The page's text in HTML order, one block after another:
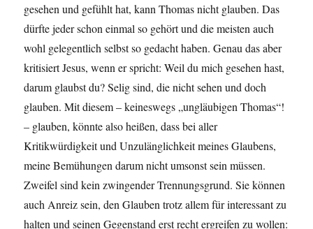
gesehen und gefühlt hat, kann Thomas nicht glauben. Das
dürfte jeder schon einmal so gehört und die meisten auch
wohl gelegentlich selbst so gedacht haben. Genau das aber
kritisiert Jesus, wenn er spricht: Weil du mich gesehen hast,
darum glaubst du? Selig sind, die nicht sehen und doch
glauben. Mit diesem – keineswegs „ungläubigen Thomas“!
– glauben, könnte also heißen, dass bei aller
Kritikwürdigkeit und Unzulänglichkeit meines Glaubens,
meine Bemühungen darum nicht umsonst sein müssen.
Zweifel sind kein zwingender Trennungsgrund. Sie können
auch Anreiz sein, den Glauben trotz allem für interessant zu
halten und seinen Gegenstand erst recht ergreifen zu wollen: